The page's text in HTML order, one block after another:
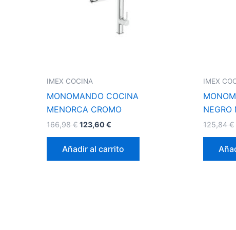
IMEX COCINA
MONOMANDO COCINA
MENORCA CROMO
166,98€123,60€
Añadir al carrito
IMEX
NEGRO
125,84€